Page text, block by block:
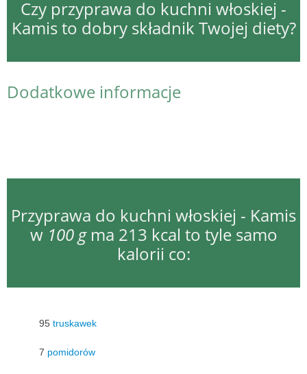
Czy przyprawa do kuchni włoskiej -
Kamis to dobry składnik Twojej diety?
Dodatkowe informacje
Przyprawa do kuchni włoskiej - Kamis
w 100 gma 213 kcal to tyle samo
kalorii co:
95 truskawek
7 pomidorów